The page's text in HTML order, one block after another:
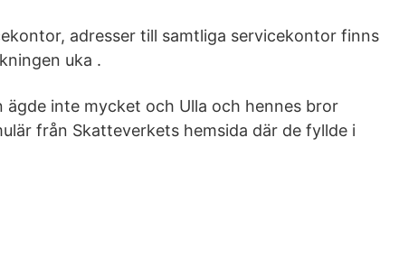
adresser till samtliga servicekontor finns
uka .
inte mycket och Ulla och hennes bror
från Skatteverkets hemsida där de fyllde i